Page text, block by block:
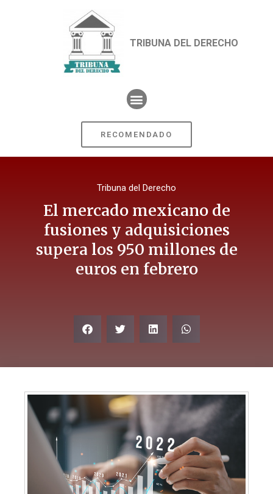
TRIBUNA DEL DERECHO
RECOMENDADO
Tribuna del Derecho
El mercado mexicano de
fusiones y adquisiciones
supera los 950 millones de
euros en febrero